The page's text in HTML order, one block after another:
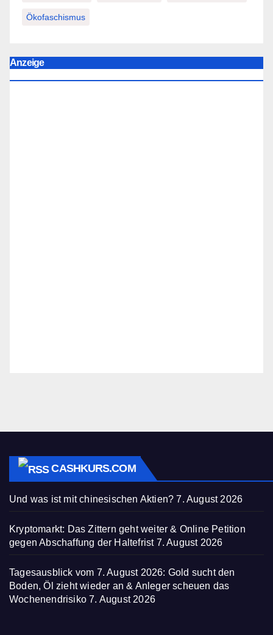
Ökofaschismus
Anzeige
CASHKURS.COM
Und was ist mit chinesischen Aktien? 7. August 2026
Kryptomarkt: Das Zittern geht weiter & Online Petition
gegen Abschaffung der Haltefrist 7. August 2026
Tagesausblick vom 7. August 2026: Gold sucht den
Boden, Öl zieht wieder an & Anleger scheuen das
Wochenendrisiko 7. August 2026